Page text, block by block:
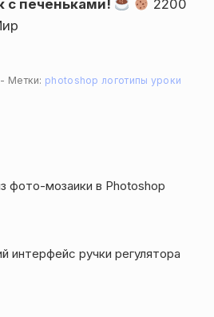
с печеньками!
2200
Метки: photoshop логотипы уроки
фото-мозаики в Photoshop
интерфейс ручки регулятора